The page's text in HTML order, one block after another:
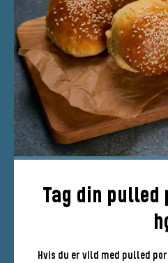
Tag din
Hvis du er vild med pulled